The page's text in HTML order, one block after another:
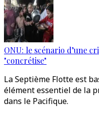
ONU: le scénario d’une
"concrétise"
La Septième Flotte est
élément essentiel de la
dans le Pacifique.